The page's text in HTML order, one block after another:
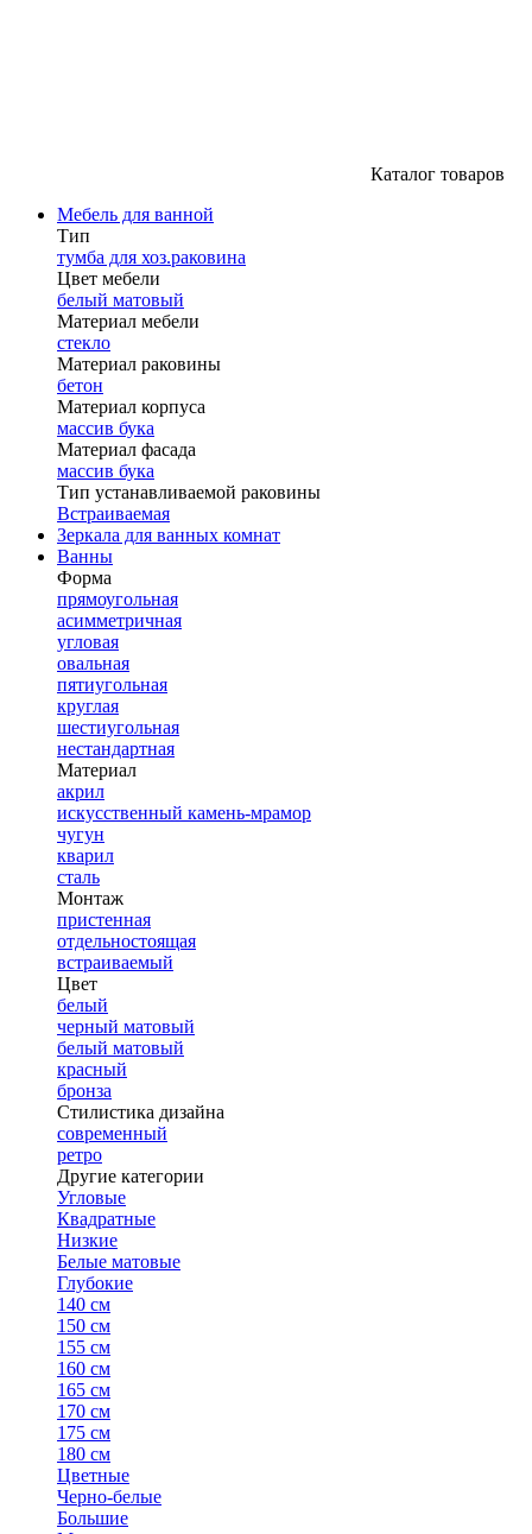
Каталог товаров
Мебель для ванной
Тип
тумба для хоз.раковина
Цвет мебели
белый матовый
Материал мебели
стекло
Материал раковины
бетон
Материал корпуса
массив бука
Материал фасада
массив бука
Тип устанавливаемой раковины
Встраиваемая
Зеркала для ванных комнат
Ванны
Форма
прямоугольная
асимметричная
угловая
овальная
пятиугольная
круглая
шестиугольная
нестандартная
Материал
акрил
искусственный камень-мрамор
чугун
кварил
сталь
Монтаж
пристенная
отдельностоящая
встраиваемый
Цвет
белый
черный матовый
белый матовый
красный
бронза
Стилистика дизайна
современный
ретро
Другие категории
Угловые
Квадратные
Низкие
Белые матовые
Глубокие
140 см
150 см
155 см
160 см
165 см
170 см
175 см
180 см
Цветные
Черно-белые
Большие